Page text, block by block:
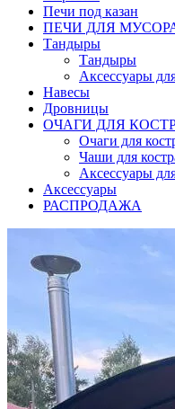
Печи под казан
ПЕЧИ ДЛЯ
Тандыры
Тандыры
Аксессуары
Навесы
Дровницы
ОЧАГИ ДЛЯ
Очаги для
Чаши для
Аксессуары
Аксессуары
РАСПРОДАЖА